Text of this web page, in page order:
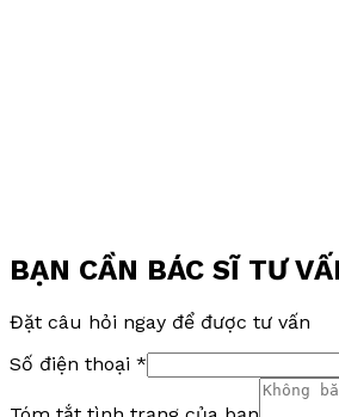
BẠN CẦN BÁC SĨ TƯ
Đặt câu hỏi ngay để được tư vấn
Số điện thoại *